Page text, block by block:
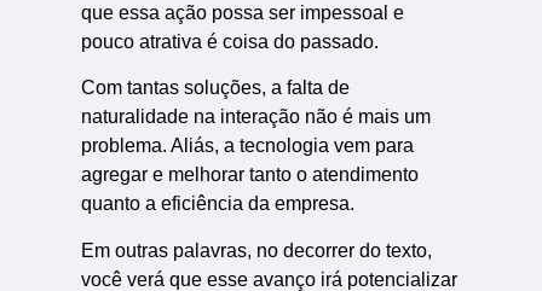
que essa ação possa ser impessoal e
pouco atrativa é coisa do passado.
Com tantas soluções, a falta de
naturalidade na interação não é mais um
problema. Aliás, a tecnologia vem para
agregar e melhorar tanto o atendimento
quanto a eficiência da empresa.
Em outras palavras, no decorrer do texto,
você verá que esse avanço irá potencializar